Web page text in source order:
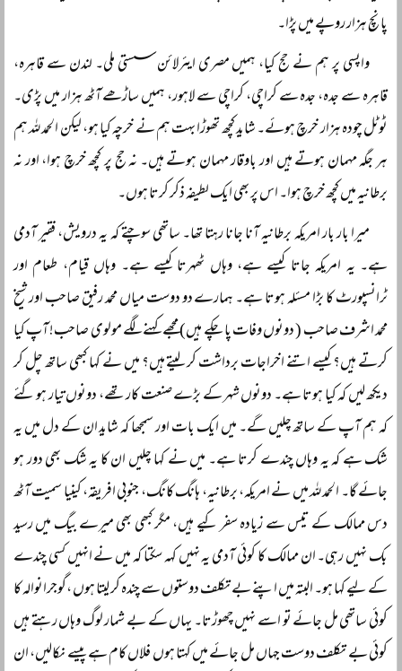
پانچ ہزار روپے میں پڑا۔
واپسی پر ہم نے حج کیا، ہمیں مصری ایئرلائن سستی ملی۔ لندن سے قاہرہ،
قاہرہ سے جدہ، جدہ سے کراچی، کراچی سے لاہور، ہمیں ساڑھے آٹھ ہزار میں پڑی۔
ٹوٹل چودہ ہزار خرچ ہوئے۔ شاید کچھ تھوڑا بہت ہم نے خرچہ کیا ہو، لیکن الحمد للہ ہم
ہر جگہ مہمان ہوتے ہیں اور باوقار مہمان ہوتے ہیں۔ نہ حج پر کچھ خرچ ہوا، اور نہ
برطانیہ میں کچھ خرچ ہوا۔ اس پر بھی ایک لطیفہ ذکر کرتا ہوں۔
میرا بار بار امریکہ برطانیہ آنا جانا رہتا تھا۔ ساتھی سوچتے کہ یہ درویش، فقیر آدمی
ہے۔ یہ امریکہ جاتا کیسے ہے، وہاں ٹھہرتا کیسے ہے۔ وہاں قیام، طعام اور
ٹرانسپورٹ کا بڑا مسئلہ ہوتا ہے۔ ہمارے دو دوست میاں محمد رفیق صاحب اور شیخ
محمد اشرف صاحب ( دونوں وفات پا چکے ہیں) مجھے کہنے لگے مولوی صاحب! آپ کیا
کرتے ہیں؟ کیسے اتنے اخراجات برداشت کر لیتے ہیں؟ میں نے کہا کبھی ساتھ چل کر
دیکھ لیں کہ کیا ہوتا ہے۔ دونوں شہر کے بڑے صنعت کار تھے، دونوں تیار ہو گئے
کہ ہم آپ کے ساتھ چلیں گے۔ میں ایک بات اور سمجھا کہ شاید ان کے دل میں یہ
شک ہے کہ یہ وہاں چندے کرتا ہے۔ میں نے کہا چلیں ان کا یہ شک بھی دور ہو
جائے گا۔ الحمد للہ میں نے امریکہ، برطانیہ، ہانگ کانگ، جنوبی افریقہ، کینیا سمیت آٹھ
دس ممالک کے تیس سے زیادہ سفر کیے ہیں، مگر کبھی بھی میرے بیگ میں رسید
بک نہیں رہی۔ ان ممالک کا کوئی آدمی یہ نہیں کہہ سکتا کہ میں نے انہیں کسی چندے
کے لیے کہا ہو۔ البتہ میں اپنے بے تکلف دوستوں سے چندہ کر لیتا ہوں ،گوجرانوالہ کا
کوئی ساتھی مل جائے تو اسے نہیں چھوڑتا۔ یہاں کے بے شمار لوگ وہاں رہتے ہیں
کوئی بے تکلف دوست جہاں مل جائے میں کہتا ہوں فلاں کام ہے پیسے نکالیں، ان